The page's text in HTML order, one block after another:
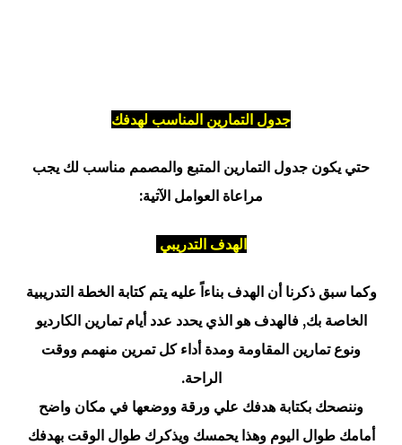
جدول التمارين المناسب لهدفك
حتي يكون جدول التمارين المتبع والمصمم مناسب لك يجب
مراعاة العوامل الآتية:
الهدف التدريبي
وكما سبق ذكرنا أن الهدف بناءاً عليه يتم كتابة الخطة التدريبية
الخاصة بك, فالهدف هو الذي يحدد عدد أيام تمارين الكارديو
ونوع تمارين المقاومة ومدة أداء كل تمرين منهمم ووقت
الراحة.
وننصحك بكتابة هدفك علي ورقة ووضعها في مكان واضح
أمامك طوال اليوم وهذا يحمسك ويذكرك طوال الوقت بهدفك